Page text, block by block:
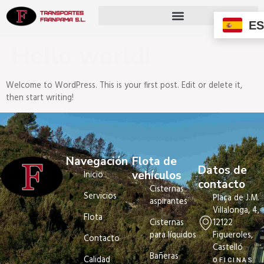
Welcome to WordPress. This is your first post. Edit or delete it,
then start writing!
Navegación
Inicio
Servicios
Flota
Contacto
Calidad
Flota de
vehículos
Cisternas
aspirantes
Cisternas
para líquidos
Bañeras
Datos de
contacto
Plaça de J.M.
Villalonga, 4,
12122
Figueroles,
Castelló
OFICINAS
ES